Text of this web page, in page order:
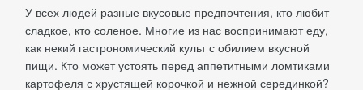
У всех людей разные вкусовые предпочтения, кто любит
сладкое, кто соленое. Многие из нас воспринимают еду,
как некий гастрономический культ с обилием вкусной
пищи. Кто может устоять перед аппетитными ломтиками
картофеля с хрустящей корочкой и нежной серединкой?